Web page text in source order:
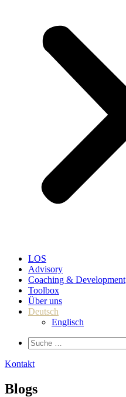
LOS
Advisory
Coaching & Development
Toolbox
Über uns
Deutsch
Englisch
Kontakt
Blogs